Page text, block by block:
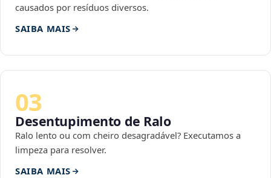
causados por resíduos diversos.
SAIBA MAIS
03
Desentupimento de Ralo
Ralo lento ou com cheiro desagradável? Executamos a
limpeza para resolver.
SAIBA MAIS